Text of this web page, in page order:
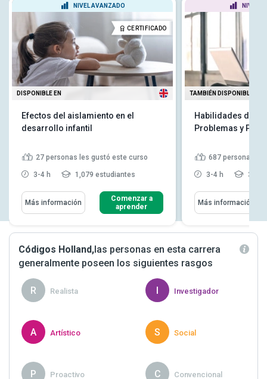
NIVEL AVANZADO
CERTIFICADO
DISPONIBLE EN
Efectos del aislamiento en el
desarrollo infantil
27 personas les gustó este curso
3-4 h 1,079 estudiantes
Más información
Comenzar a
aprender
NIVEL
TAMBIÉN DISPONIBLE EN
Habilidades de
Problemas y
687 personas
3-4 h
Más información
Códigos Holland, las personas en esta carrera
generalmente poseen los siguientes rasgos
R Realista Investigador
A Artístico S Social
P Proactivo C Convencional